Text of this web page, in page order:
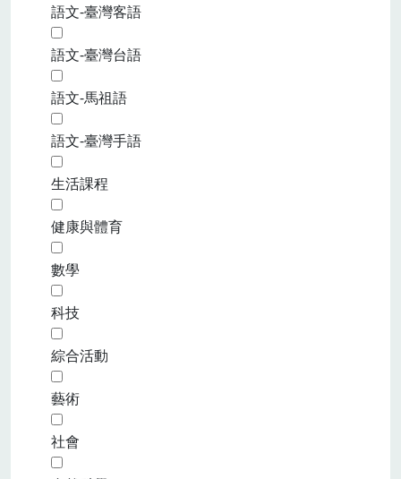
語文-臺灣客語
語文-臺灣台語
語文-馬祖語
語文-臺灣手語
生活課程
健康與體育
數學
科技
綜合活動
藝術
社會